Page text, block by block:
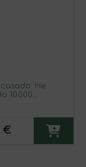
He
10.000
MBE.
€